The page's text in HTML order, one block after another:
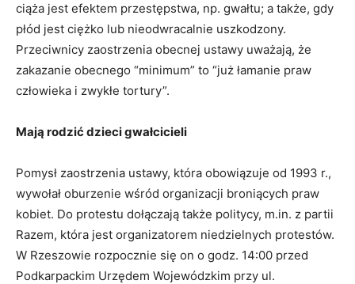
ciąża jest efektem przestępstwa, np. gwałtu; a także, gdy
płód jest ciężko lub nieodwracalnie uszkodzony.
Przeciwnicy zaostrzenia obecnej ustawy uważają, że
zakazanie obecnego “minimum” to “już łamanie praw
człowieka i zwykłe tortury”.
Mają rodzić dzieci gwałcicieli
Pomysł zaostrzenia ustawy, która obowiązuje od 1993 r.,
wywołał oburzenie wśród organizacji broniących praw
kobiet. Do protestu dołączają także politycy, m.in. z partii
Razem, która jest organizatorem niedzielnych protestów.
W Rzeszowie rozpocznie się on o godz. 14:00 przed
Podkarpackim Urzędem Wojewódzkim przy ul.